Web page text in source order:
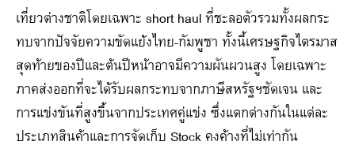
เที่ยวต่างชาติโดยเฉพาะ short haul ที่ชะลอตัวรวมทั้งผลกระ
ทบจากปัจจัยความขัดแย้งไทย-กัมพูชา ทั้งนี้เศรษฐกิจไตรมาส
สุดท้ายของปีและต้นปีหน้าอาจมีความผันผวนสูง โดยเฉพาะ
ภาคส่งออกที่จะได้รับผลกระทบจากภาษีสหรัฐฯชัดเจน และ
การแข่งขันที่สูงขึ้นจากประเทศคู่แข่ง ซึ่งแตกต่างกันในแต่ละ
ประเภทสินค้าและการจัดเก็บ Stock คงค้างที่ไม่เท่ากัน